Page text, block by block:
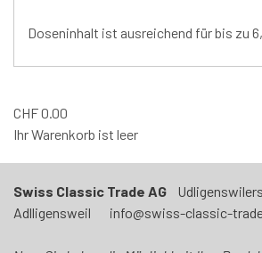
Doseninhalt ist ausreichend für bis zu
CHF0.00
Ihr Warenkorb ist leer
Swiss Classic Trade AG
Adlligensweil info@swiss-classic-